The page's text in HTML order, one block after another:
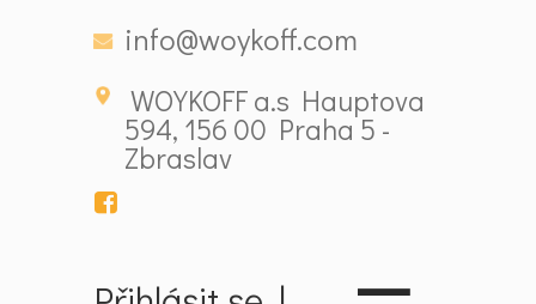
info@woykoff.com
WOYKOFF a.s Hauptova
594, 156 00 Praha 5 -
Zbraslav